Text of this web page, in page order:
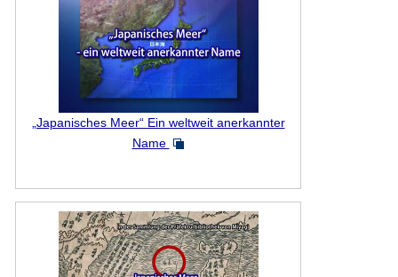
„Japanisches Meer“ Ein weltweit anerkannter
Name